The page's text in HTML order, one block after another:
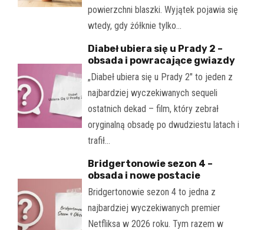
powierzchni blaszki. Wyjątek pojawia się
wtedy, gdy żółknie tylko…
Diabeł ubiera się u Prady 2 –
obsada i powracające gwiazdy
„Diabeł ubiera się u Prady 2" to jeden z
najbardziej wyczekiwanych sequeli
ostatnich dekad – film, który zebrał
oryginalną obsadę po dwudziestu latach i
trafił…
Bridgertonowie sezon 4 –
obsada i nowe postacie
Bridgertonowie sezon 4 to jedna z
najbardziej wyczekiwanych premier
Netfliksa w 2026 roku. Tym razem w